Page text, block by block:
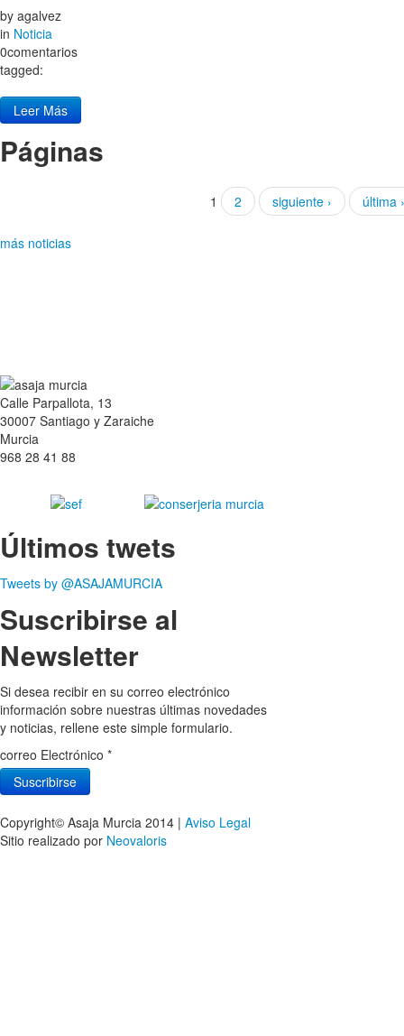
by agalvez
in Noticia
0comentarios
tagged:
Leer Más
Páginas
1 2 siguiente › última
más noticias
Calle Parpallota, 13
30007 Santiago y Zaraiche
Murcia
968 28 41 88
Últimos twets
Tweets by @ASAJAMURCIA
Suscribirse al
Newsletter
Si desea recibir en su correo electrónico
información sobre nuestras últimas novedades
y noticias, rellene este simple formulario.
correo Electrónico *
Copyright© Asaja Murcia 2014 | Aviso Legal
Sitio realizado por Neovaloris